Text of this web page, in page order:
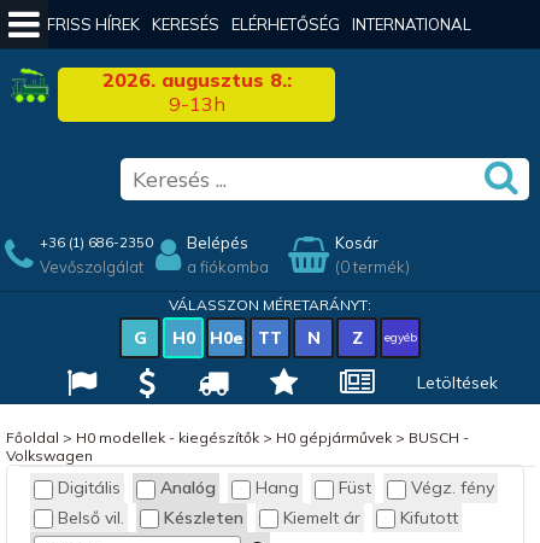
FRISS HÍREK KERESÉS ELÉRHETŐSÉG INTERNATIONAL
2026. augusztus 8.:
9-13h
+36 (1) 686-2350
Vevőszolgálat
Belépés
a fiókomba
Kosár
(0 termék)
VÁLASSZON MÉRETARÁNYT:
G H0 H0e TT N Z egyéb
Letöltések
Főoldal > H0 modellek - kiegészítők> H0 gépjárművek> BUSCH -
Volkswagen
Digitális Analóg Hang Füst
Végz. fény
Belső vil.
Készleten Kiemelt ár Kifutott